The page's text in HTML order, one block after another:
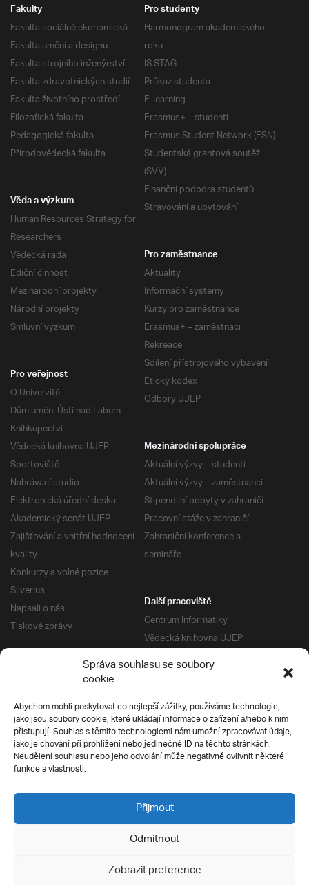
Správa souhlasu se soubory
cookie
Abychom mohli poskytovat co nejlepší zážitky, používáme technologie,
jako jsou soubory cookie, které ukládají informace o zařízení a/nebo k nim
přistupují. Souhlas s těmito technologiemi nám umožní zpracovávat údaje,
jako je chování při prohlížení nebo jedinečné ID na těchto stránkách.
Neudělení souhlasu nebo jeho odvolání může negativně ovlivnit některé
funkce a vlastnosti.
Přijmout
Odmítnout
Zobrazit preference
Fakulty
Fakulta sociálně ekonomická
Fakulta umění a designu
Fakulta strojního inženýrství
Fakulta zdravotnických studií
Fakulta životního prostředí
Filozofická fakulta
Pedagogická fakulta
Přírodovědecká fakulta
Pro studenty
Harmonogram akademického
roku
IS STAG
Průkaz studenta
E-learning
Erasmus+ – studenti
Erasmus Student Network (ESN)
Studentská grantová soutěž
(SVV)
Finanční podpora studentů
Stravování a ubytování
Věda a výzkum
Human Resources Strategy for
Researchers
Vědecká rada
Ediční činnost
Mezinárodní projekty
Národní projekty
Smluvní výzkum
Pro zaměstnance
Aktuality
Informační systémy
Kurzy pro zaměstnance
Erasmus+ – zaměstnaci
Rekreace
Sdílení přístrojového vybavení
Etický kodex
Odbory UJEP
Pro veřejnost
O Univerzitě
Dům umění Ústí nad Labem
Knihkupectví
Vědecká knihovna UJEP
Sportoviště
Nahrávací studio
Elektronická úřední deska –
Akademický senát UJEP
Zajišťování a vnitřní hodnocení
kvality
Konkurzy a volné pozice
Silverius
Napsali o nás
Tiskové zprávy
Mezinárodní spolupráce
Aktuální výzvy – studenti
Aktuální výzvy – zaměstnanci
Stipendijní pobyty v zahraničí
Pracovní stáže v zahraničí
Zahraniční konference a
semináře
Další pracoviště
Centrum Informatiky
Vědecká knihovna UJEP
Správa kolejí a menz
Univerzitní centrum podpory
Silverius
Pro uchazeče
Přijímací řízení
E-prihlaska
Přípravné kurzy
Ochrana soukromí
Všechna práva vyhrazena